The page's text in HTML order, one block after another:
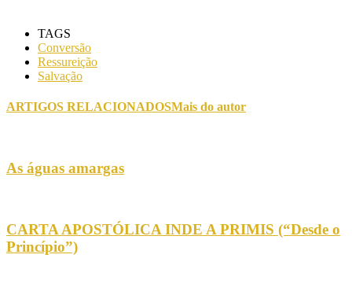
TAGS
Conversão
Ressureição
Salvação
ARTIGOS RELACIONADOSMais do autor
As águas amargas
CARTA APOSTÓLICA INDE A PRIMIS (“Desde o
Princípio”)